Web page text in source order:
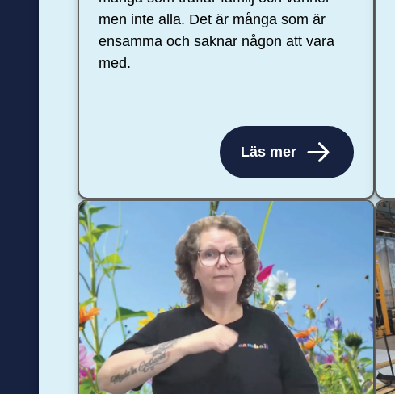
men inte alla. Det är många som är
ensamma och saknar någon att vara
med.
Läs mer